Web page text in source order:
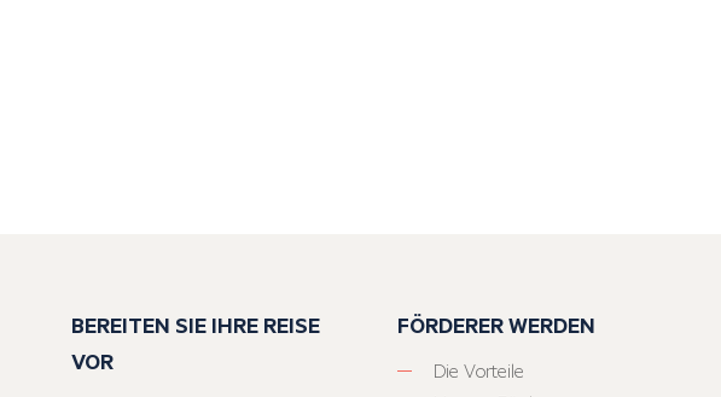
BEREITEN SIE IHRE REISE
VOR
FÖRDERER WERDEN
Die Vorteile